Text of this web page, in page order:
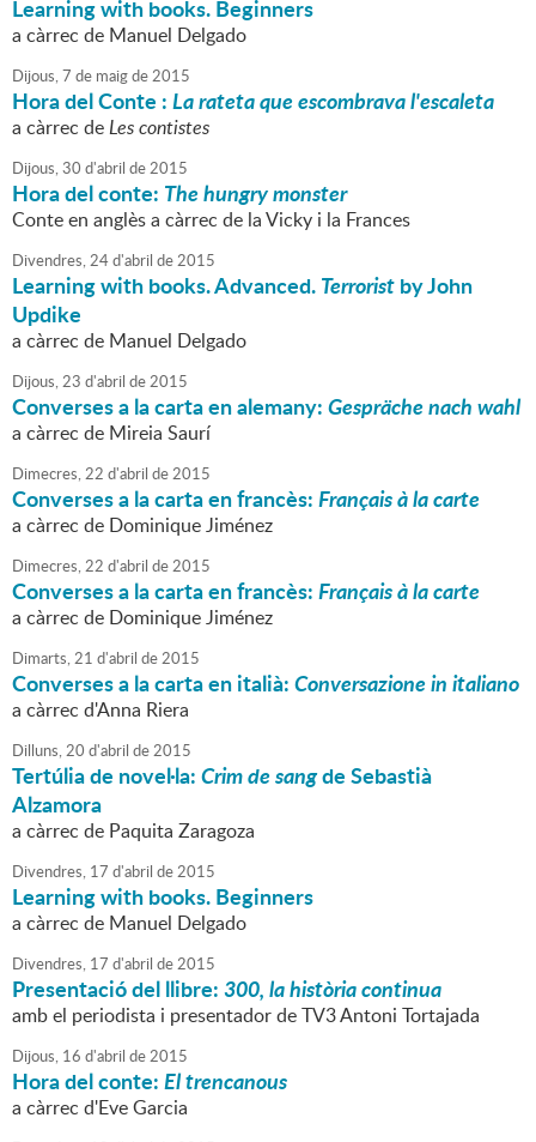
Learning with books. Beginners
a càrrec de Manuel Delgado
Dijous,7 de maigde2015
Hora del Conte :La rateta que escombrava l'escaleta
a càrrec deLes contistes
Dijous,30 d'abril de2015
Hora del conte: The hungry monster
Conte en anglès a càrrec de la Vicky i la Frances
Divendres,24d'abril de2015
Learning with books. Advanced.Terroristby John
Updike
a càrrec de Manuel Delgado
Dijous,23 d'abril de2015
Converses a la carta en alemany:Gespräche nach wahl
a càrrec de Mireia Saurí
Dimecres,22 d'abril de2015
Converses a la carta en francès:Français à la carte
a càrrec de Dominique Jiménez
Dimecres,22 d'abril de2015
Converses a la carta en francès:Français à la carte
a càrrec de Dominique Jiménez
Dimarts,21 d'abril de2015
Converses a la carta en italià:Conversazione in italiano
a càrrec d'Anna Riera
Dilluns,20 d'abril de2015
Tertúlia de novel·la:Crim de sangde Sebastià
Alzamora
a càrrec de Paquita Zaragoza
Divendres, 17 d'abril de2015
Learning with books. Beginners
a càrrec de Manuel Delgado
Divendres, 17 d'abril de2015
Presentació del llibre:300, la història continua
amb el periodista i presentador de TV3 Antoni Tortajada
Dijous, 16 d'abril de2015
Hora del conte:El trencanous
a càrrec d'Eve Garcia